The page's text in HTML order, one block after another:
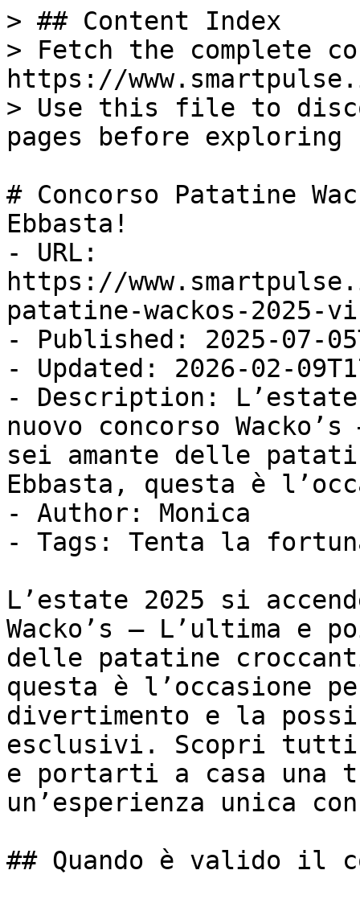
> ## Content Index
> Fetch the complete
https://
> Use this file to
pages before
# Concorso Patatine
Ebbasta!
- URL:
https://
patatine-wackos-2025-
- Published: 2025-07-
- Updated: 2026-02-
- Description:
nuovo concorso
sei amante delle
Ebbasta, questa è
- Author: Monica
- Tags: Tenta la
L’estate 2025 si
Wacko’s – L’ultima e
delle patatine
questa è l’occasione
divertimento e la
esclusivi. Scopri
e portarti a casa una
un’esperienza unica
## Quando è valido il